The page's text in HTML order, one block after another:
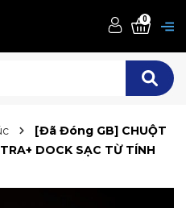
0
[Đã Đóng GB] CHUỘT
DOCK SẠC TỪ TÍNH